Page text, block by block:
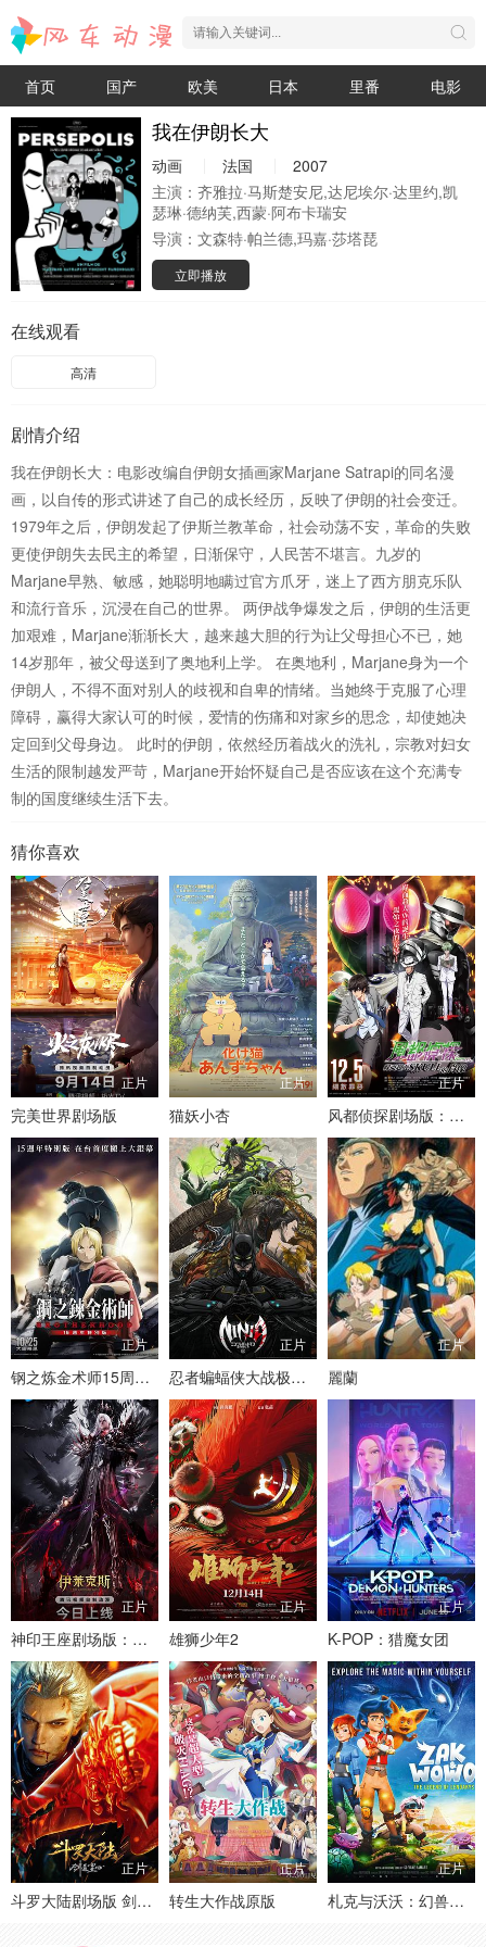
首页 国产 欧美 日本 里番 电影
我在伊朗长大
动画 法国
2007
主演： 齐雅拉·马斯楚安尼,达尼埃尔·达里约,凯
瑟琳·德纳芙,西蒙·阿布卡瑞安
导演： 文森特·帕兰德,玛嘉·莎塔琵
立即播放
在线观看
高清
剧情介绍
我在伊朗长大：电影改编自伊朗女插画家Marjane Satrapi的同名漫
画，以自传的形式讲述了自己的成长经历，反映了伊朗的社会变迁。
1979年之后，伊朗发起了伊斯兰教革命，社会动荡不安，革命的失败
更使伊朗失去民主的希望，日渐保守，人民苦不堪言。九岁的
Marjane早熟、敏感，她聪明地瞒过官方爪牙，迷上了西方朋克乐队
和流行音乐，沉浸在自己的世界。 两伊战争爆发之后，伊朗的生活更
加艰难，Marjane渐渐长大，越来越大胆的行为让父母担心不已，她
14岁那年，被父母送到了奥地利上学。 在奥地利，Marjane身为一个
伊朗人，不得不面对别人的歧视和自卑的情绪。当她终于克服了心理
障碍，赢得大家认可的时候，爱情的伤痛和对家乡的思念，却使她决
定回到父母身边。 此时的伊朗，依然经历着战火的洗礼，宗教对妇女
生活的限制越发严苛，Marjane开始怀疑自己是否应该在这个充满专
制的国度继续生活下去。
猜你喜欢
正片
完美世界剧场版
正片
猫妖小杏
正片
风都侦探剧场版：假面骑士颅骨的肖像
正片
钢之炼金术师15周年特别版
正片
忍者蝙蝠侠大战极道联盟
正片
麗蘭
正片
神印王座剧场版：伊莱克斯传奇
正片
雄狮少年2
正片
K-POP：猎魔女团
正片
斗罗大陆剧场版 剑道尘心
正片
转生大作战原版
正片
札克与沃沃：幻兽传说